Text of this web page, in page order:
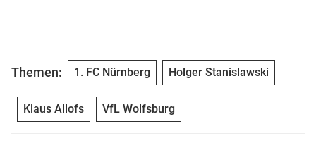
Themen: 1. FC Nürnberg Holger Stanislawski
Klaus Allofs VfL Wolfsburg